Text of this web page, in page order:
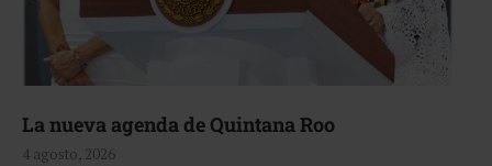
La nueva agenda de Quintana Roo
4 agosto, 2026